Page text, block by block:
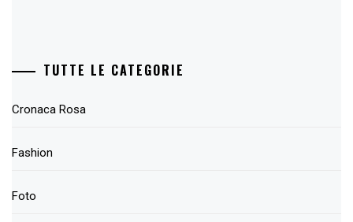
TUTTE LE CATEGORIE
Cronaca Rosa
Fashion
Foto